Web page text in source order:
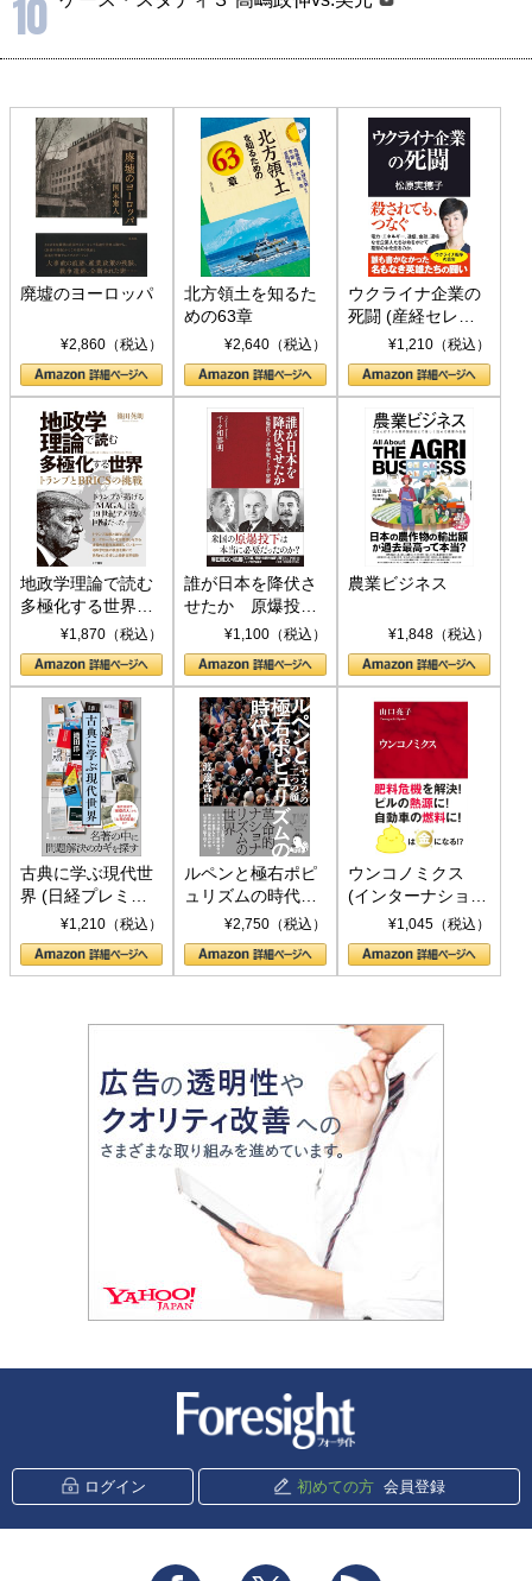
10
廃墟のヨーロッパ
¥2,860（税込）
北方領土を知るた
めの63章
¥2,640（税込）
ウクライナ企業の
死闘 (産経セレク
ト S 039)¥1,210（税込）
地政学理論で読む
多極化する世界：
トランプとBRICS
の挑戦
¥1,870（税込）
誰が日本を降伏さ
せたか 原爆投
下、ソ連参戦、そ
して聖断 (PHP新
書)
¥1,100（税込）
農業ビジネス
¥1,848（税込）
古典に学ぶ現代世
界 (日経プレミア
シリーズ)¥1,210（税込）
ルペンと極右ポピ
ュリズムの時代：
〈ヤヌス〉の二つ
の顔
¥2,750（税込）
ウンコノミクス
(インターナショナ
ル新書)¥1,045（税込）
ログイン 初めての方 会員登録
Facebook Twitter